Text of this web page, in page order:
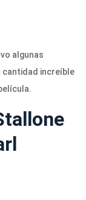
algunas
cantidad increíble